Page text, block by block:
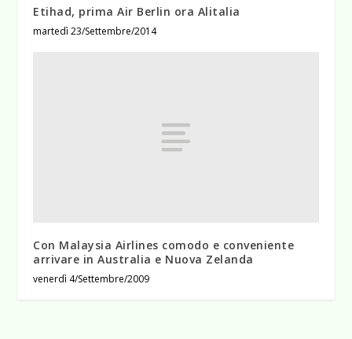
Etihad, prima Air Berlin ora Alitalia
martedì 23/Settembre/2014
Con Malaysia Airlines comodo e conveniente
arrivare in Australia e Nuova Zelanda
venerdì 4/Settembre/2009